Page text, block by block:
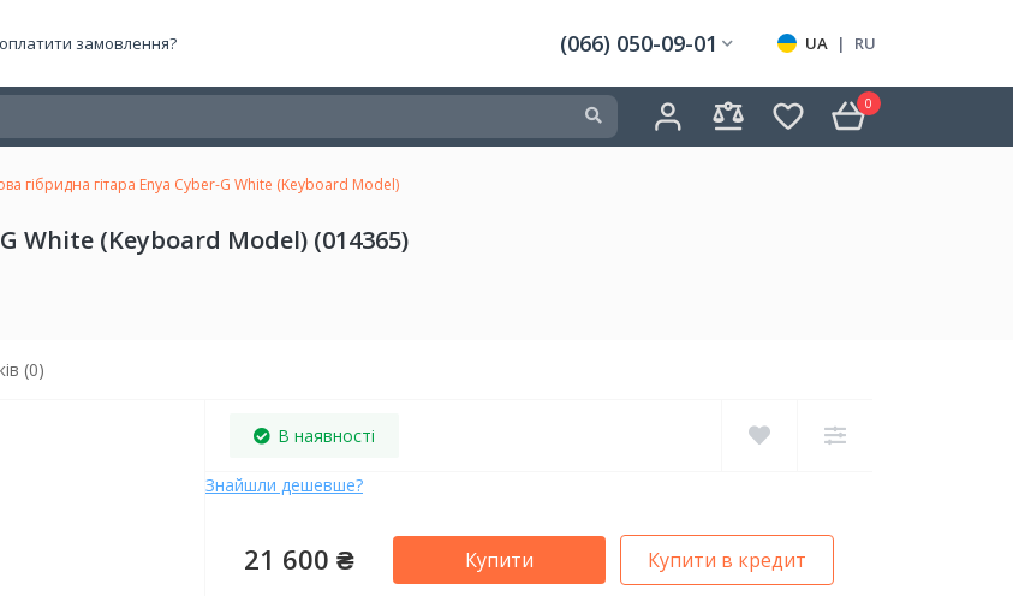
замовлення? (066) 050-09-01 UA | RU
0
гібридна гітара Enya Cyber-G White (Keyboard Model)
White (Keyboard Model) (014365)
(0)
В наявності
Знайшли дешевше?
21 600 ₴ Купити Купити в кредит